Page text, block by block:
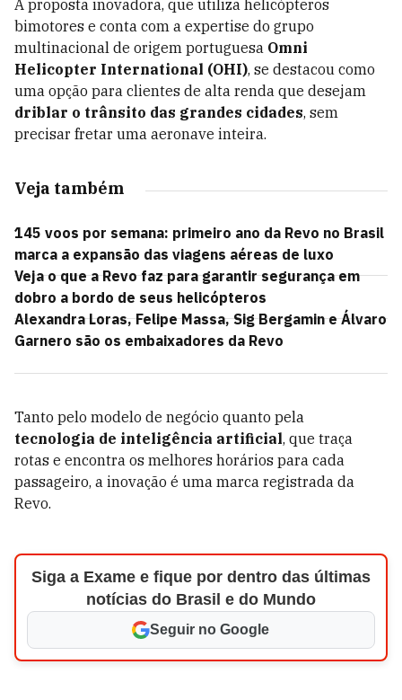
A proposta inovadora, que utiliza helicópteros
bimotores e conta com a expertise do grupo
multinacional de origem portuguesa Omni
Helicopter International (OHI), se destacou como
uma opção para clientes de alta renda que desejam
driblar o trânsito das grandes cidades, sem
precisar fretar uma aeronave inteira.
Veja também
145 voos por semana: primeiro ano da Revo no Brasil
marca a expansão das viagens aéreas de luxo
Veja o que a Revo faz para garantir segurança em
dobro a bordo de seus helicópteros
Alexandra Loras, Felipe Massa, Sig Bergamin e Álvaro
Garnero são os embaixadores da Revo
Tanto pelo modelo de negócio quanto pela
tecnologia de inteligência artificial, que traça
rotas e encontra os melhores horários para cada
passageiro, a inovação é uma marca registrada da
Revo.
Siga a Exame e fique por dentro das últimas
notícias do Brasil e do Mundo
Seguir no Google